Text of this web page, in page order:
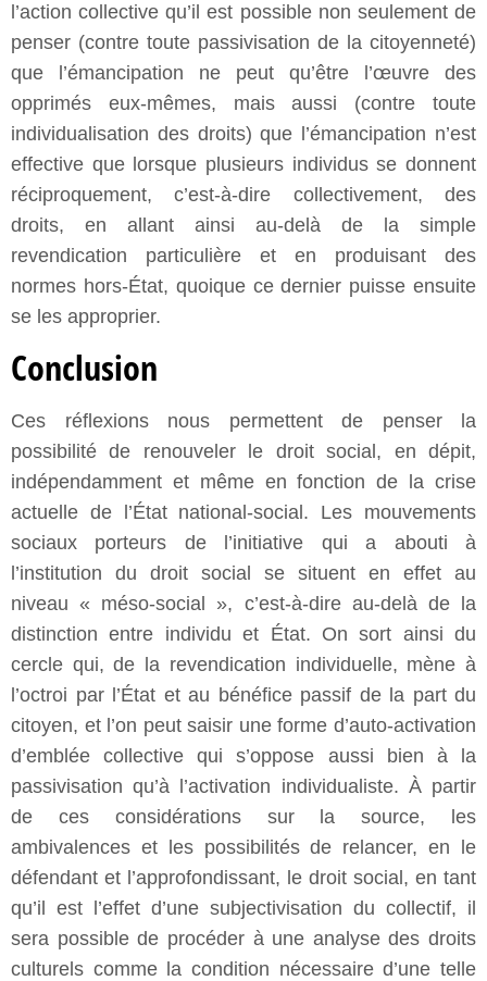
l’action collective qu’il est possible non seulement de
penser (contre toute passivisation de la citoyenneté)
que l’émancipation ne peut qu’être l’œuvre des
opprimés eux-mêmes, mais aussi (contre toute
individualisation des droits) que l’émancipation n’est
effective que lorsque plusieurs individus se donnent
réciproquement, c’est-à-dire collectivement, des
droits, en allant ainsi au-delà de la simple
revendication particulière et en produisant des
normes hors-État, quoique ce dernier puisse ensuite
se les approprier.
Conclusion
Ces réflexions nous permettent de penser la
possibilité de renouveler le droit social, en dépit,
indépendamment et même en fonction de la crise
actuelle de l’État national-social. Les mouvements
sociaux porteurs de l’initiative qui a abouti à
l’institution du droit social se situent en effet au
niveau « méso-social », c’est-à-dire au-delà de la
distinction entre individu et État. On sort ainsi du
cercle qui, de la revendication individuelle, mène à
l’octroi par l’État et au bénéfice passif de la part du
citoyen, et l’on peut saisir une forme d’auto-activation
d’emblée collective qui s’oppose aussi bien à la
passivisation qu’à l’activation individualiste. À partir
de ces considérations sur la source, les
ambivalences et les possibilités de relancer, en le
défendant et l’approfondissant, le droit social, en tant
qu’il est l’effet d’une subjectivisation du collectif, il
sera possible de procéder à une analyse des droits
culturels comme la condition nécessaire d’une telle